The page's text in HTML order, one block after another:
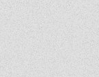
2026-06-18 18:54:31
Ja ledwo zdałem
2026-06-18 14:27:10
A patrząc tak z drugiej
Absolwentka
Ja po prostu zle